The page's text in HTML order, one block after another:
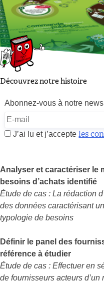
Skip
to
content
Découvrez notre histoire
Abonnez-vous à notre
J’ai lu et j’accepteles
Analyser et caractériser le
besoins d’achats identifié
Étude de cas : La rédaction
des données caractérisant
typologie de besoins
Définir le panel des
référence à étudier
Étude de cas : Effectuer en
de fournisseurs acteurs